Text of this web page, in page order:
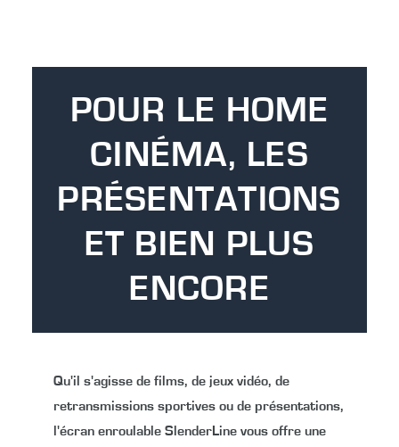
POUR LE HOME
CINÉMA, LES
PRÉSENTATIONS
ET BIEN PLUS
ENCORE
Qu'il s'agisse de films, de jeux vidéo, de
retransmissions sportives ou de présentations,
l'écran enroulable SlenderLine vous offre une